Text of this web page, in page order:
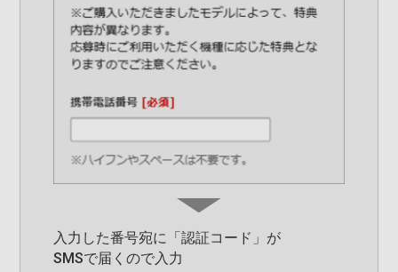
入力した番号宛に「認証コード」が
SMSで届くので入力